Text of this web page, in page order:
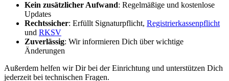
Kein zusätzlicher Aufwand: Regelmäßige und kostenlose
Updates
Rechtssicher: Erfüllt Signaturpflicht, Registrierkassenpflicht
und RKSV
Zuverlässig: Wir informieren Dich über wichtige
Änderungen
Außerdem helfen wir Dir bei der Einrichtung und unterstützen Dich
jederzeit bei technischen Fragen.